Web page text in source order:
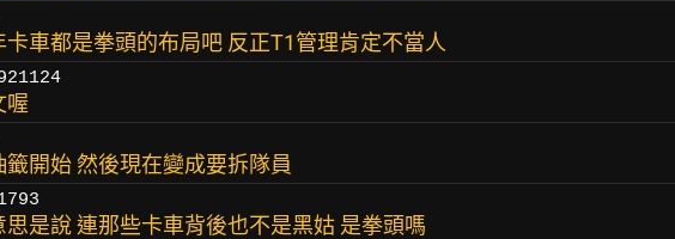
卡車都是拳頭的布局吧 反正T1管理肯定不當人
喔
籤開始 然後現在變成要拆隊員
思是說 連那些卡車背後也不是黑姑 是拳頭嗎